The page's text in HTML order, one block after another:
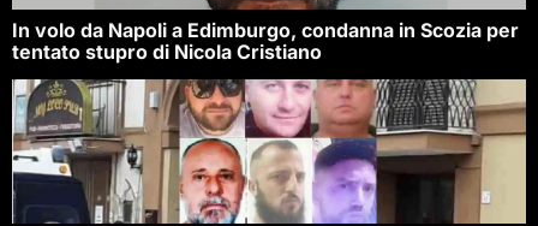
In volo da Napoli a Edimburgo, condanna in Scozia per
tentato stupro di Nicola Cristiano